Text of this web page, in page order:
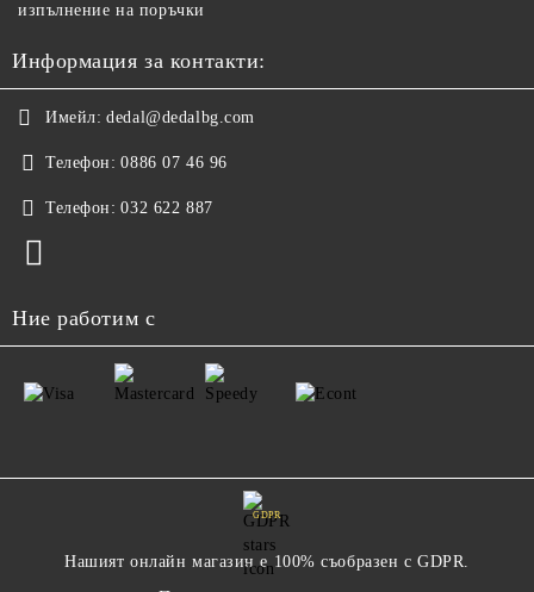
изпълнение на поръчки
Информация за контакти:
Имейл: dedal@dedalbg.com
Телефон: 0886 07 46 96
Телефон: 032 622 887
Ние работим с
GDPR
Нашият онлайн магазин е 100% съобразен с GDPR.